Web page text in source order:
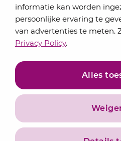
informatie kan worden
persoonlijke ervaring te
van advertenties te meten.
Privacy Policy.
Alles
Inschrijven
PrivacyverklaringAlgemene